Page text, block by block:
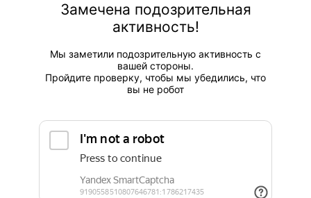
Замечена подозрительная
активность!
Мы заметили подозрительную активность с
вашей стороны.
Пройдите проверку, чтобы мы убедились, что
вы не робот